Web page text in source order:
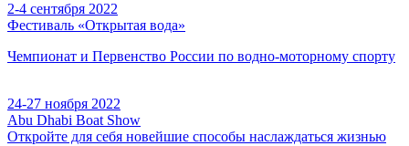
2-4 сентября 2022
Фестиваль «Открытая вода»
Чемпионат и Первенство России по водно-моторному спорту
24-27 ноября 2022
Abu Dhabi Boat Show
Откройте для себя новейшие способы наслаждаться жизнью